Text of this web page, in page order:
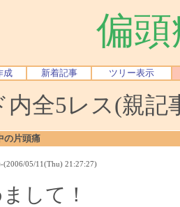
偏
成 新着記事 ツリー表示
内全5レス(親
の片頭痛
(2006/05/11(Thu) 21:27:27)
して！